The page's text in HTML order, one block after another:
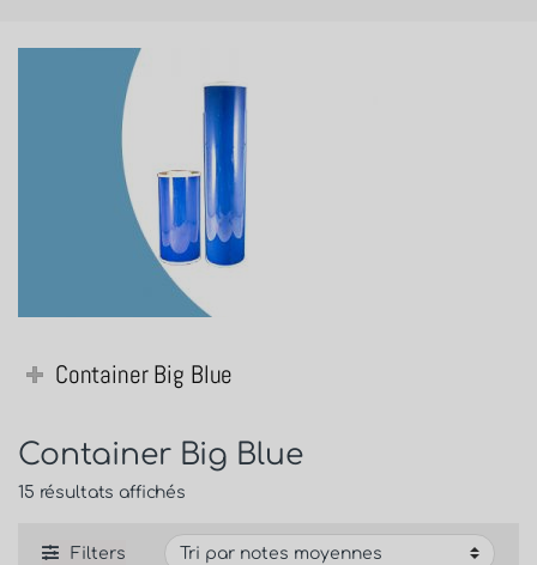
Container Big Blue
Container Big Blue
15 résultats affichés
Filters